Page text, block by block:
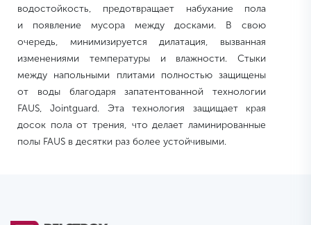
водостойкость, предотвращает набухание пола
и появление мусора между досками. В свою
очередь, минимизируется дилатация, вызванная
изменениями температуры и влажности. Стыки
между напольными плитами полностью защищены
от воды благодаря запатентованной технологии
FAUS, Jointguard. Эта технология защищает края
досок пола от трения, что делает ламинированные
полы FAUS в десятки раз более устойчивыми.